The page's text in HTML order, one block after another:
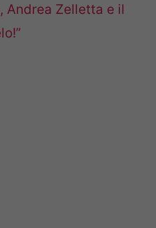
Andrea Zelletta e il